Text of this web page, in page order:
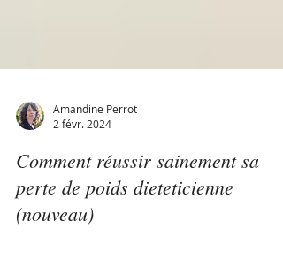
2 févr. 2024
Comment réussir sainement sa
perte de poids dieteticienne
(nouveau)